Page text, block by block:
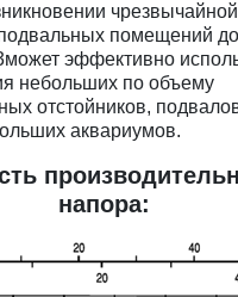
помещений
эффективно
небольших по объему
отстойников,
аквариумов.
напора: